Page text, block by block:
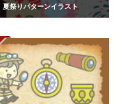
夏祭りパターンイラスト